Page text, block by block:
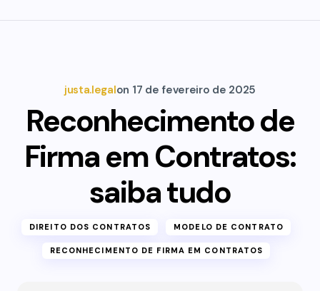
justa.legalon 17 de fevereiro de 2025
Reconhecimento de
Firma em Contratos:
saiba tudo
DIREITO DOS CONTRATOS MODELO DE CONTRATO
RECONHECIMENTO DE FIRMA EM CONTRATOS